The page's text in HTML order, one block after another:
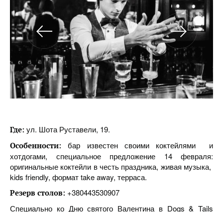
Где: ул. Шота Руставели, 19.
Особенности:бар известен своими коктейлями и
хотдогами, специальное предложение 14 февраля:
оригинальные коктейли в честь праздника, живая музыка,
kids friendly, формат take away, терраса.
Резерв столов: +380443530907
Специально ко Дню святого Валентина в Dogs & Tails